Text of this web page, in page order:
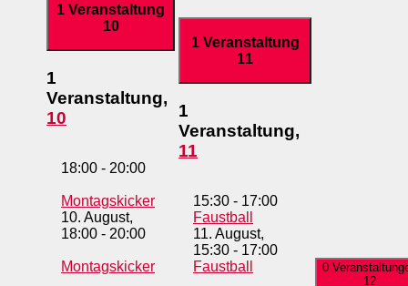
1 Veranstaltung
10
1
Veranstaltung,
10
18:00 - 20:00
Montagskicker
10. August,
18:00 - 20:00
Montagskicker
1 Veranstaltung
11
1
Veranstaltung,
11
15:30 - 17:00
Faustball
11. August,
15:30 - 17:00
Faustball
0
12